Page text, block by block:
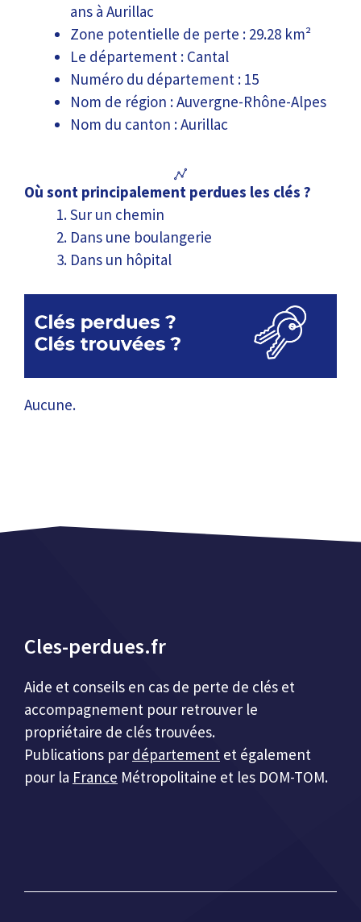
ans à Aurillac
Zone potentielle de perte : 29.28 km²
Le département : Cantal
Numéro du département : 15
Nom de région : Auvergne-Rhône-Alpes
Nom du canton : Aurillac
Où sont principalement perdues les clés ?
Sur un chemin
Dans une boulangerie
Dans un hôpital
Aucune.
Cles-perdues.fr
Aide et conseils en cas de perte de clés et
accompagnement pour retrouver le
propriétaire de clés trouvées.
Publications par département et également
pour la France Métropolitaine et les DOM-TOM.